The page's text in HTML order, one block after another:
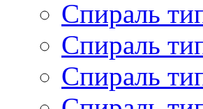
Спираль
Спираль
Спираль